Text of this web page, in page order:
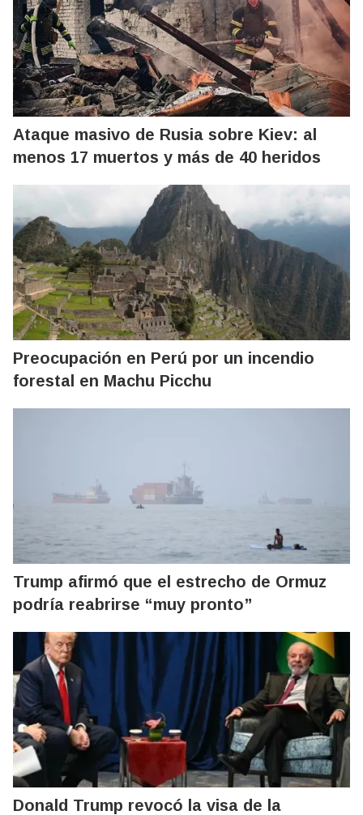
Ataque masivo de Rusia sobre Kiev: al
menos 17 muertos y más de 40 heridos
Preocupación en Perú por un incendio
forestal en Machu Picchu
Trump afirmó que el estrecho de Ormuz
podría reabrirse “muy pronto”
Donald Trump revocó la visa de la